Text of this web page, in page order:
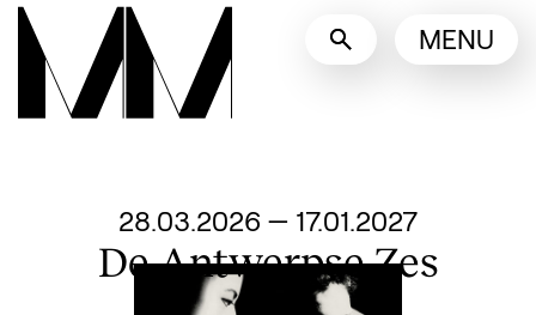
Taalswitcher
English
Nederlands
MENU
Van
28.03.2026 — 17.01.2027
De Antwerpse Zes